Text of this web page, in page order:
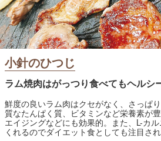
小針のひつじ
ラム焼肉はがっつり食べてもヘルシ
鮮度の良いラム肉はクセがなく、さっぱ
質なたんぱく質、ビタミンなど栄養素が
エイジングなどにも効果的。また、L-カ
くれるのでダイエット食としても注目され